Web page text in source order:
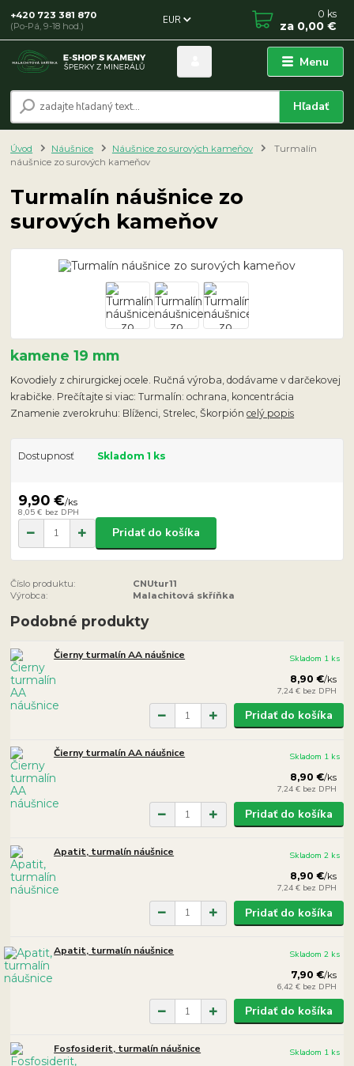
Menu
EUR
Hľadať
+420 723 381 870
(Po-Pá, 9-18 hod.)
0 ks
za 0,00 €
Úvod Náušnice Náušnice zo surových kameňov
Turmalín
náušnice zo surových kameňov
Turmalín náušnice zo
surových kameňov
kamene 19 mm
Kovodiely z chirurgickej ocele. Ručná výroba, dodávame v darčekovej
krabičke. Prečítajte si viac: Turmalín: ochrana, koncentrácia
Znamenie zverokruhu: Blíženci, Strelec, Škorpióncelý popis
Dostupnosť Skladom 1 ks
9,90 €/ks
8,05 € bez DPH
Pridať do košíka
Číslo produktu:
CNUtur11
Výrobca:
Malachitová skříňka
Podobné produkty
Čierny turmalín AA náušnice
8,90 €/ks
7,24 € bez DPH
Skladom 1 ks
Pridať do košíka
Čierny turmalín AA náušnice
8,90 €/ks
7,24 € bez DPH
Skladom 1 ks
Pridať do košíka
Apatit, turmalín náušnice
8,90 €/ks
7,24 € bez DPH
Skladom 2 ks
Pridať do košíka
Apatit, turmalín náušnice
7,90 €/ks
6,42 € bez DPH
Skladom 2 ks
Pridať do košíka
Fosfosiderit, turmalín náušnice Skladom 1 ks